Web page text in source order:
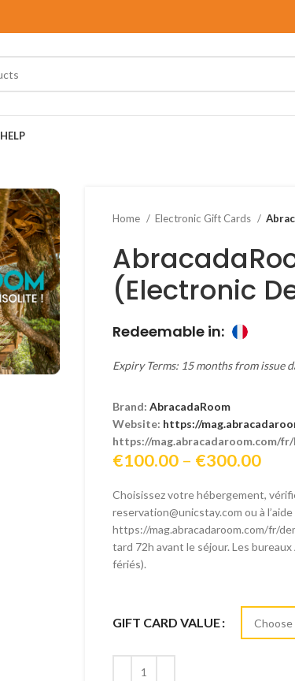
HELP
Home Electronic Gift Cards
(Electronic
Redeemable in:
Expiry Terms: 15 months from issue
Brand:AbracadaRoom
Website: https://
https://mag.abracadaroom.com/
€100.00 – €300.00Price
Choisissez votre hébergement,
reservation@unicstay.com ou à
https://mag.abracadaroom.com/fr/
tard 72h avant le séjour. Les
fériés).
GIFT CARD VALUE